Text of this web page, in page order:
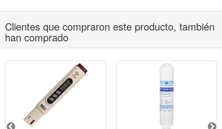
Clientes que compraron este producto, también
han comprado